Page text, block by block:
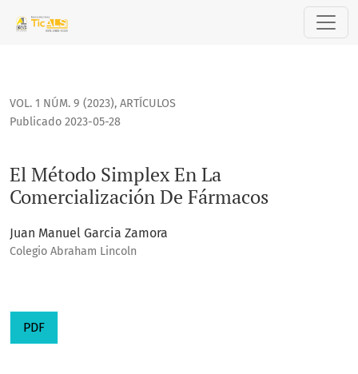
El Método Simplex En La Comercialización De Fármacos
VOL. 1 NÚM. 9 (2023), ARTÍCULOS
El Método Simplex En La
Comercialización De Fármacos
Publicado 2023-05-28
Juan Manuel Garcia Zamora
Colegio Abraham Lincoln
PDF